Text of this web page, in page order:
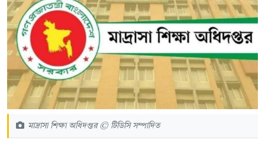
মাদ্রাসা শিক্ষা অধিদপ্তর © টিডিসি সম্পাদিত